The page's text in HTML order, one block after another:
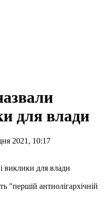
для влади
2021, 10:17
"першій антиолігархічній